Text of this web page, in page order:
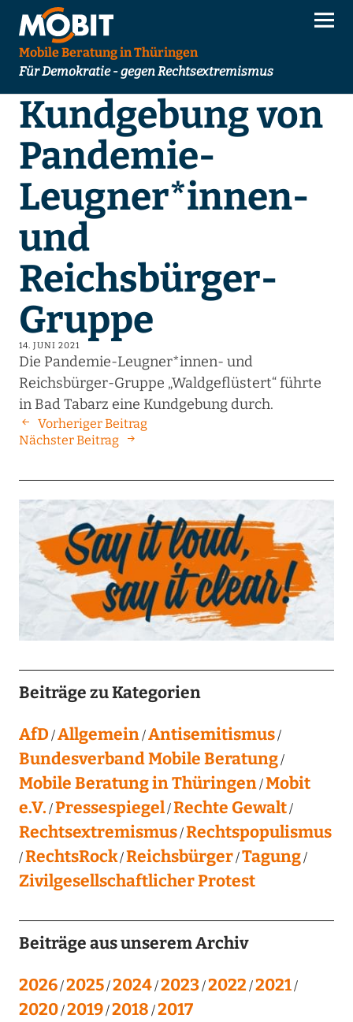
Mobile Beratung in Thüringen
Für Demokratie - gegen Rechtsextremismus
Kundgebung von
Pandemie-
Leugner*innen-
und
Reichsbürger-
Gruppe
14. JUNI 2021
Die Pandemie-Leugner*innen- und
Reichsbürger-Gruppe „Waldgeflüstert“ führte
in Bad Tabarz eine Kundgebung durch.
Vorheriger Beitrag
Nächster Beitrag
Beiträge zu Kategorien
AfD Allgemein Antisemitismus
Bundesverband Mobile Beratung
Mobile Beratung in Thüringen Mobit
e.V. Pressespiegel Rechte Gewalt
Rechtsextremismus Rechtspopulismus
RechtsRock Reichsbürger Tagung
Zivilgesellschaftlicher Protest
Beiträge aus unserem Archiv
2026 2025 2024 2023 2022 2021
2020 2019 2018 2017